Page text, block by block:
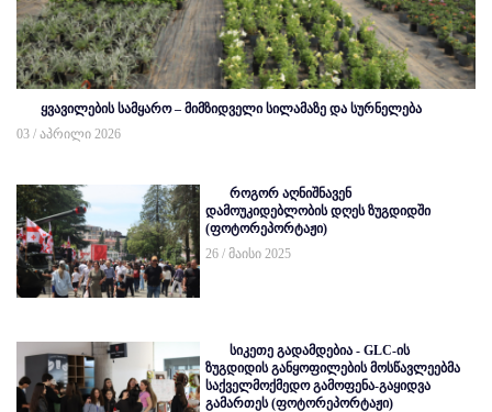
ყვავილების სამყარო – მიმზიდველი სილამაზე და სურნელება
03 / აპრილი 2026
როგორ აღნიშნავენ
დამოუკიდებლობის დღეს ზუგდიდში
(ფოტორეპორტაჟი)
26 / მაისი 2025
სიკეთე გადამდებია - GLC-ის
ზუგდიდის განყოფილების მოსწავლეებმა
საქველმოქმედო გამოფენა-გაყიდვა
გამართეს (ფოტორეპორტაჟი)